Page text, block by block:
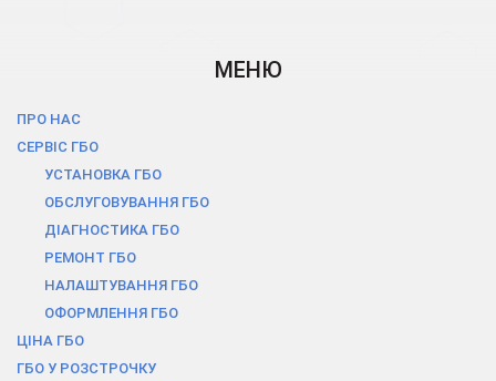
МЕНЮ
ПРО НАС
СЕРВІС ГБО
УСТАНОВКА ГБО
ОБСЛУГОВУВАННЯ ГБО
ДІАГНОСТИКА ГБО
РЕМОНТ ГБО
НАЛАШТУВАННЯ ГБО
ОФОРМЛЕННЯ ГБО
ЦІНА ГБО
ГБО У РОЗСТРОЧКУ